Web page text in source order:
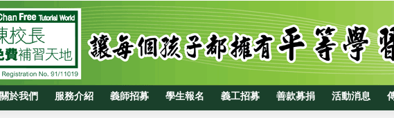
關於我們 服務介紹 義師招募 學生報名 義工招募 善款募捐 活動消息